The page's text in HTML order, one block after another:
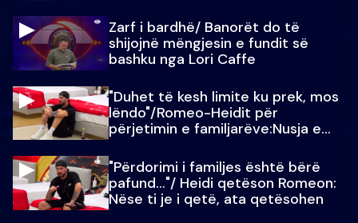
Zarf i bardhë/ Banorët do të
shijojnë mëngjesin e fundit së
bashku nga Lori Caffe
"Duhet të kesh limite ku prek, mos
lëndo"/Romeo-Heidit për
përjetimin e familjarëve:Nusja e
"Përdorimi i familjes është bërë
pafund…"/ Heidi qetëson Romeon:
Nëse ti je i qetë, ata qetësohen